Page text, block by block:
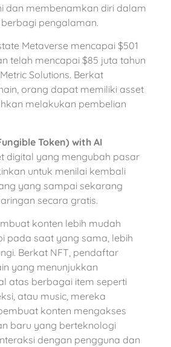
dan membenamkan diri dalam
pengalaman.
Metaverse mencapai $501
telah mencapai $85 juta tahun
Solutions. Berkat
orang dapat memiliki asset
melakukan pembelian
Token) with AI
digital yang mengubah pasar
untuk menilai kembali
yang sampai sekarang
secara gratis.
konten lebih mudah
pada saat yang sama, lebih
Berkat NFT, pendaftar
yang menunjukkan
atas berbagai item seperti
atau music, mereka
konten mengakses
baru yang berteknologi
dengan pengguna dan